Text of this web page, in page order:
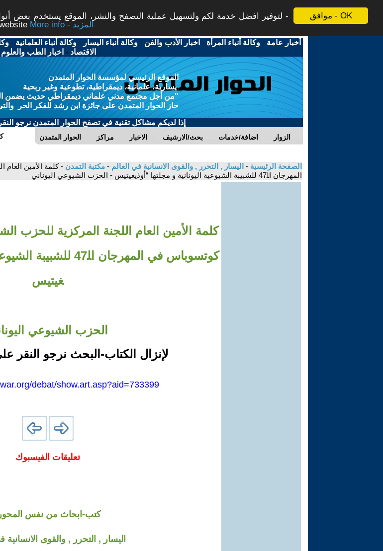
موافق - OK
لتوفير افضل خدمة لكم ولتسهيل عملية التصفح والنشر، الموقع يستخدم بعض
More info - المزيد
أخبار عامة -وكالة أنباء المرأة - اخبار الأدب والفن -وكالة أنباء اليسار -وكالة أنباء العلمانية -
الاقتصاد - اخبار الطب والعلوم
الموقع الرئيسي لمؤسسة الحوار المتمدن
يسارية، علمانية، ديمقراطية، تطوعية وغير ربحية
"من أجل مجتمع مدني علماني ديمقراطي حديث يضمن
حاز الحوار المتمدن على جائزة ابن رشد للفكر الحر
إذا لديكم مشاكل تقنية في تصفح الحوار المتمدن نرجو
الحوار المتمدن مراكز الاخبار بحث/الارشيف اضافة/خدمات الزوار
الصفحة الرئيسية - اليسار , التحرر , والقوى الانسانية في العالم - مكتبة التمدن - كلمة اﻷمين العام
المهرجان اﻠ47 للشبيبة الشيوعية اليونانية و مجلتها “أوذيغيتيس - الحزب الشيوعي اليوناني
كلمة اﻷمين العام اللجنة المركزية للحزب
كوتسوباس في المهرجان
غيتيس
الحزب الشيوعي
لإنزال الكتاب-البحث نرجو النقر
debat/show.art.asp?aid=733399
تعليقات الفيسبوك
كتب-ابحاث من نفس
اليسار , التحرر , والقوى الانسانية